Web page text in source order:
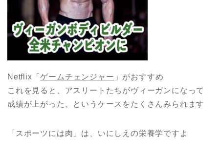
Netflix「ゲームチェンジャー 」がおすすめ
これを見ると、アスリートたちがヴィーガンになって
成績が上がった、というケースをたくさんみられます
「スポーツには肉」は、いにしえの栄養学ですよ